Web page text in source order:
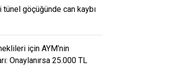
tünel göçüğünde can kaybı
için AYM'nin
Onaylanırsa 25.000 TL